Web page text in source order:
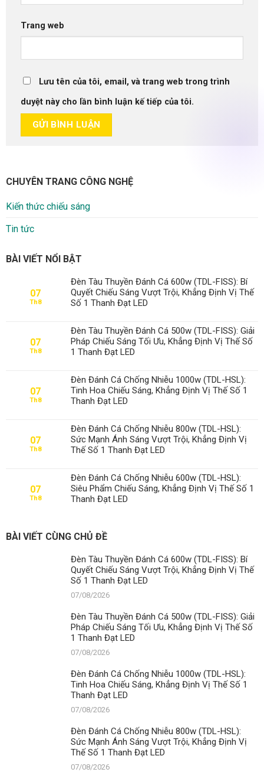
Trang web
Lưu tên của tôi, email, và trang web trong trình
duyệt này cho lần bình luận kế tiếp của tôi.
CHUYÊN TRANG CÔNG NGHỆ
Kiến thức chiếu sáng
Tin tức
BÀI VIẾT NỔI BẬT
07
Th8
Đèn Tàu Thuyền Đánh Cá 600w (TDL-FISS): Bí
Quyết Chiếu Sáng Vượt Trội, Khẳng Định Vị Thế
Số 1 Thanh Đạt LED
07
Th8
Đèn Tàu Thuyền Đánh Cá 500w (TDL-FISS): Giải
Pháp Chiếu Sáng Tối Ưu, Khẳng Định Vị Thế Số
1 Thanh Đạt LED
07
Th8
Đèn Đánh Cá Chống Nhiễu 1000w (TDL-HSL):
Tinh Hoa Chiếu Sáng, Khẳng Định Vị Thế Số 1
Thanh Đạt LED
07
Th8
Đèn Đánh Cá Chống Nhiễu 800w (TDL-HSL):
Sức Mạnh Ánh Sáng Vượt Trội, Khẳng Định Vị
Thế Số 1 Thanh Đạt LED
07
Th8
Đèn Đánh Cá Chống Nhiễu 600w (TDL-HSL):
Siêu Phẩm Chiếu Sáng, Khẳng Định Vị Thế Số 1
Thanh Đạt LED
BÀI VIẾT CÙNG CHỦ ĐỀ
Đèn Tàu Thuyền Đánh Cá 600w (TDL-FISS): Bí
Quyết Chiếu Sáng Vượt Trội, Khẳng Định Vị Thế
Số 1 Thanh Đạt LED
07/08/2026
Đèn Tàu Thuyền Đánh Cá 500w (TDL-FISS): Giải
Pháp Chiếu Sáng Tối Ưu, Khẳng Định Vị Thế Số
1 Thanh Đạt LED
07/08/2026
Đèn Đánh Cá Chống Nhiễu 1000w (TDL-HSL):
Tinh Hoa Chiếu Sáng, Khẳng Định Vị Thế Số 1
Thanh Đạt LED
07/08/2026
Đèn Đánh Cá Chống Nhiễu 800w (TDL-HSL):
Sức Mạnh Ánh Sáng Vượt Trội, Khẳng Định Vị
Thế Số 1 Thanh Đạt LED
07/08/2026